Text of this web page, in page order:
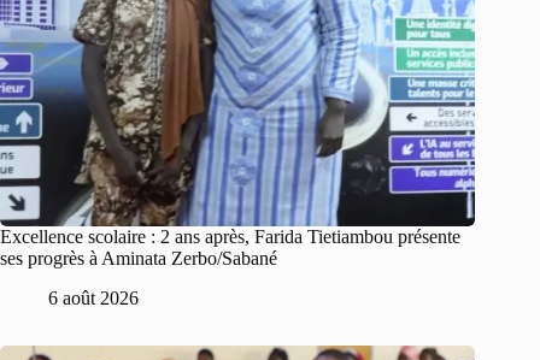
Excellence scolaire : 2 ans après, Farida Tietiambou présente
ses progrès à Aminata Zerbo/Sabané
6 août 2026